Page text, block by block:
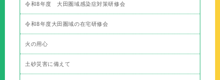
令和8年度 大田圏域感染症対策研修会
令和8年度大田圏域の在宅研修会
火の用心
土砂災害に備えて